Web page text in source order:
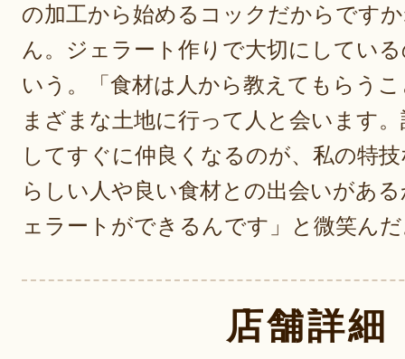
の加工から始めるコックだからです
ん。ジェラート作りで大切にしてい
いう。「食材は人から教えてもらう
まざまな土地に行って人と会います
してすぐに仲良くなるのが、私の特
らしい人や良い食材との出会いがあ
ェラートができるんです」と微笑ん
店舗詳細